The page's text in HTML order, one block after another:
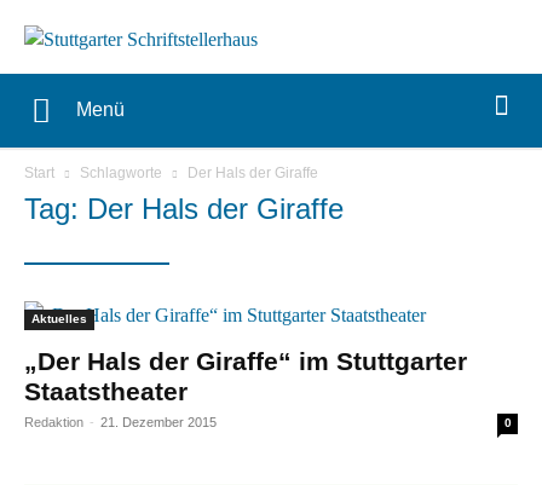
Menü
Start Schlagworte Der Hals der Giraffe
Tag: Der Hals der Giraffe
Aktuelles
„Der Hals der Giraffe“ im Stuttgarter
Staatstheater
Redaktion - 21. Dezember 2015 0